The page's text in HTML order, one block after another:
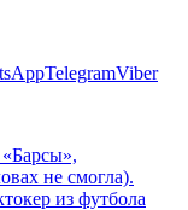
TelegramViber
не смогла).
из футбола